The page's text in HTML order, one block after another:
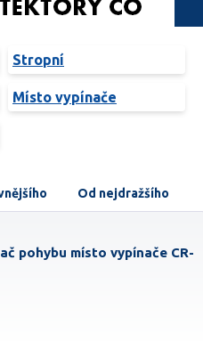
Stropní
Místo vypínače
Od nejdražšího
pohybu místo vypínače CR-